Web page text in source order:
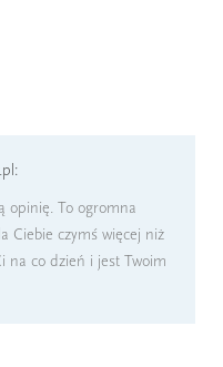
opinię. To ogromna
Ciebie czymś więcej niż
na co dzień i jest Twoim